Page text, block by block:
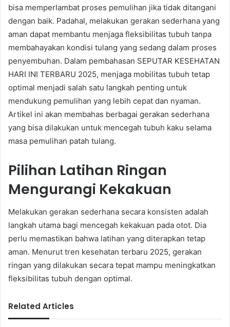
bisa memperlambat proses pemulihan jika tidak ditangani
dengan baik. Padahal, melakukan gerakan sederhana yang
aman dapat membantu menjaga fleksibilitas tubuh tanpa
membahayakan kondisi tulang yang sedang dalam proses
penyembuhan. Dalam pembahasan SEPUTAR KESEHATAN
HARI INI TERBARU 2025, menjaga mobilitas tubuh tetap
optimal menjadi salah satu langkah penting untuk
mendukung pemulihan yang lebih cepat dan nyaman.
Artikel ini akan membahas berbagai gerakan sederhana
yang bisa dilakukan untuk mencegah tubuh kaku selama
masa pemulihan patah tulang.
Pilihan Latihan Ringan
Mengurangi Kekakuan
Melakukan gerakan sederhana secara konsisten adalah
langkah utama bagi mencegah kekakuan pada otot. Dia
perlu memastikan bahwa latihan yang diterapkan tetap
aman. Menurut tren kesehatan terbaru 2025, gerakan
ringan yang dilakukan secara tepat mampu meningkatkan
fleksibilitas tubuh dengan optimal.
Related Articles